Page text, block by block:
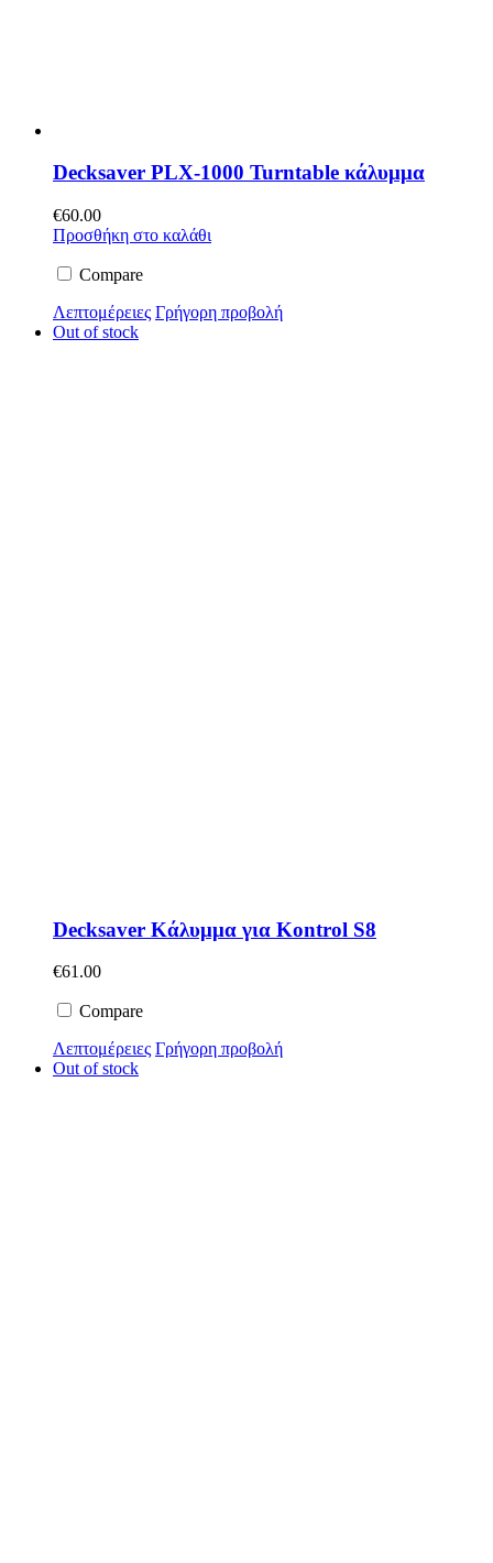
Decksaver PLX-1000 Turntable κάλυμμα
€60.00
Προσθήκη στο καλάθι
Compare
Λεπτομέρειες Γρήγορη προβολή
Out of stock
Decksaver Κάλυμμα για Kontrol S8
€61.00
Compare
Λεπτομέρειες Γρήγορη προβολή
Out of stock